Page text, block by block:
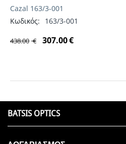
Cazal 163/3-001
Κωδικός:
163/3-001
438.00 € 307.00€
BATSIS OPTICS